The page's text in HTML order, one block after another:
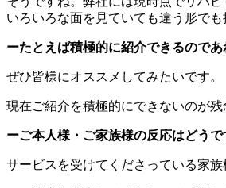
いろいろな面を見ていても違う形で
ーたとえば積極的に紹介できるので
ぜひ皆様にオススメしてみたいです。
現在ご紹介を積極的にできないのが
ーご本人様・ご家族様の反応はどうで
サービスを受けてくださっている家族